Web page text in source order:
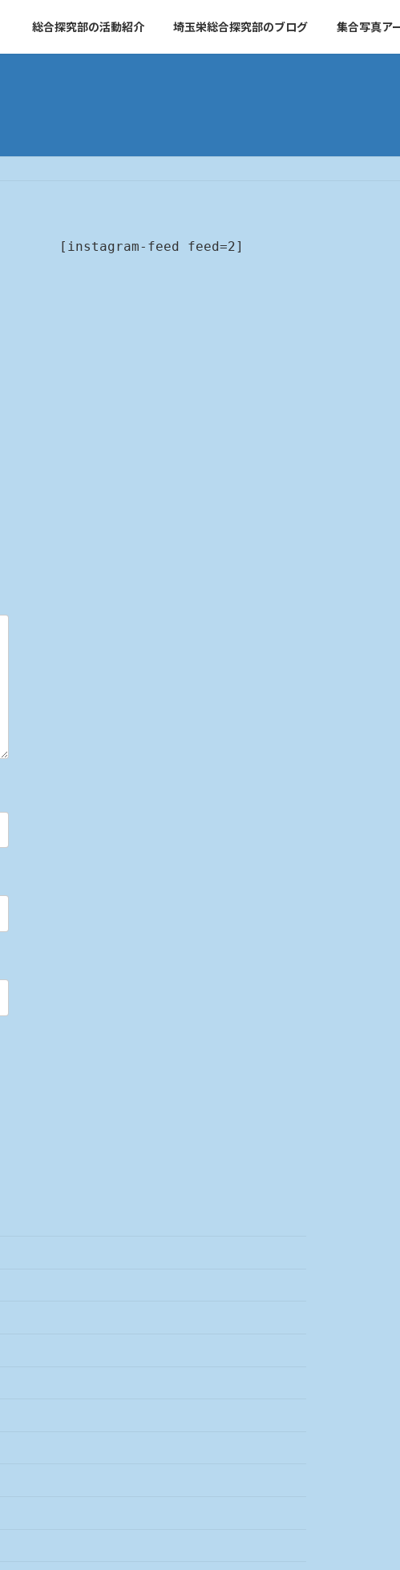
総合探究部の活動紹介 埼玉栄総合探究部のブログ 集合写真ア
[instagram-feed feed=2]